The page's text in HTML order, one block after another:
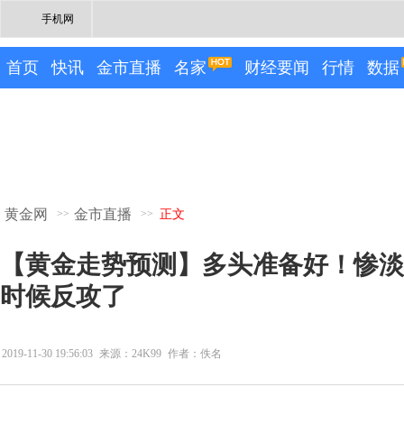
手机网
首页 快讯 金市直播 名家 财经要闻 行情 数据
黄金网 >> 金市直播 >> 正文
【黄金走势预测】多头准备好！惨
时候反攻了
2019-11-30 19:56:03 来源：24K99 作者：佚名